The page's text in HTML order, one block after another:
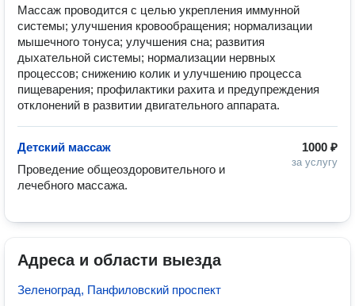
Массаж проводится с целью укрепления иммунной
системы; улучшения кровообращения; нормализации
мышечного тонуса; улучшения сна; развития
дыхательной системы; нормализации нервных
процессов; снижению колик и улучшению процесса
пищеварения; профилактики рахита и предупреждения
отклонений в развитии двигательного аппарата.
1000 ₽
за услугу
Детский массаж
Проведение общеоздоровительного и
лечебного массажа.
Адреса и области выезда
Зеленоград, Панфиловский проспект